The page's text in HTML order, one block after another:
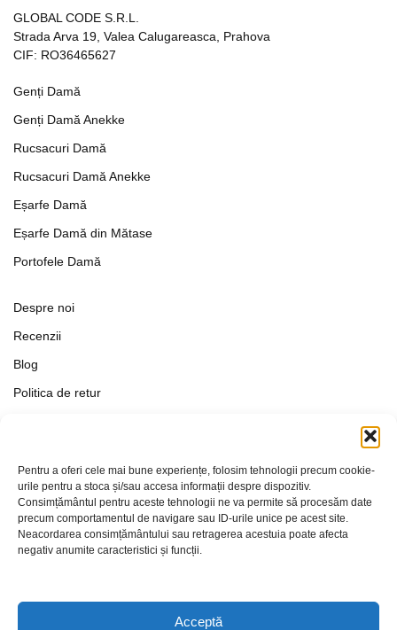
Pentru a oferi cele mai bune experiențe, folosim tehnologii precum cookie-
urile pentru a stoca și/sau accesa informații despre dispozitiv.
Consimțământul pentru aceste tehnologii ne va permite să procesăm date
precum comportamentul de navigare sau ID-urile unice pe acest site.
Neacordarea consimțământului sau retragerea acestuia poate afecta
negativ anumite caracteristici și funcții.
Acceptă
GLOBAL CODE S.R.L.
Strada Arva 19, Valea Calugareasca, Prahova
CIF: RO36465627
Genți Damă
Genți Damă Anekke
Rucsacuri Damă
Rucsacuri Damă Anekke
Eșarfe Damă
Eșarfe Damă din Mătase
Portofele Damă
Despre noi
Recenzii
Blog
Politica de retur
Politica de Confidențialitate
Politica de cookies
Setări Cookie-uri
Contact